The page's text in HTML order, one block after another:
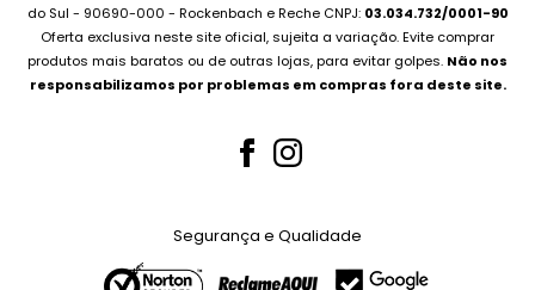
Compramos seu Notebook
Bateria Notebook
Fonte Notebook
Whatsapp (51) 99227-3667
Para Empresas
do Sul - 90690-000 - Rockenbach e Reche CNPJ: 03.034.732/0001-90
Oferta exclusiva neste site oficial, sujeita a variação. Evite comprar
produtos mais baratos ou de outras lojas, para evitar golpes. Não nos
responsabilizamos por problemas em compras fora deste site.
Segurança e Qualidade